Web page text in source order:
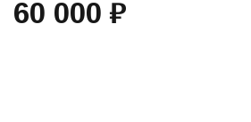
60 000 ₽